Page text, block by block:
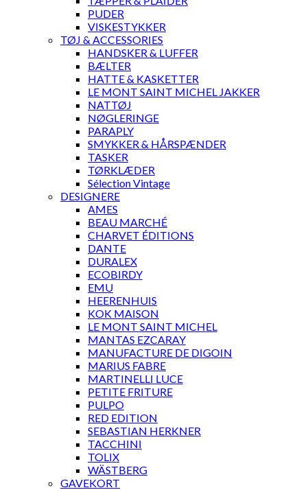
PUDER
VISKESTYKKER
TØJ & ACCESSORIES
HANDSKER & LUFFER
BÆLTER
HATTE & KASKETTER
LE MONT SAINT MICHEL JAKKER
NATTØJ
NØGLERINGE
PARAPLY
SMYKKER & HÅRSPÆNDER
TASKER
TØRKLÆDER
Sélection Vintage
DESIGNERE
AMES
BEAU MARCHÉ
CHARVET ÉDITIONS
DANTE
DURALEX
ECOBIRDY
EMU
HEERENHUIS
KOK MAISON
LE MONT SAINT MICHEL
MANTAS EZCARAY
MANUFACTURE DE DIGOIN
MARIUS FABRE
MARTINELLI LUCE
PETITE FRITURE
PULPO
RED EDITION
SEBASTIAN HERKNER
TACCHINI
TOLIX
WÄSTBERG
GAVEKORT